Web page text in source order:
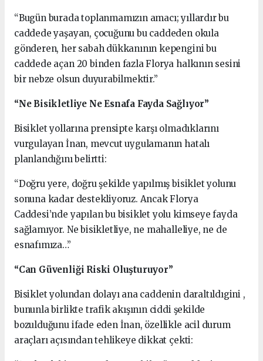
“Bugün burada toplanmamızın amacı; yıllardır bu
caddede yaşayan, çocuğunu bu caddeden okula
gönderen, her sabah dükkanının kepengini bu
caddede açan 20 binden fazla Florya halkının sesini
bir nebze olsun duyurabilmektir.”
“Ne Bisikletliye Ne Esnafa Fayda Sağlıyor”
Bisiklet yollarına prensipte karşı olmadıklarını
vurgulayan İnan, mevcut uygulamanın hatalı
planlandığını belirtti:
“Doğru yere, doğru şekilde yapılmış bisiklet yolunu
sonuna kadar destekliyoruz. Ancak Florya
Caddesi’nde yapılan bu bisiklet yolu kimseye fayda
sağlamıyor. Ne bisikletliye, ne mahalleliye, ne de
esnafımıza…”
“Can Güvenliği Riski Oluşturuyor”
Bisiklet yolundan dolayı ana caddenin daraltıldıgini ,
bununla birlikte trafik akışının ciddi şekilde
bozulduğunu ifade eden İnan, özellikle acil durum
araçları açısından tehlikeye dikkat çekti: